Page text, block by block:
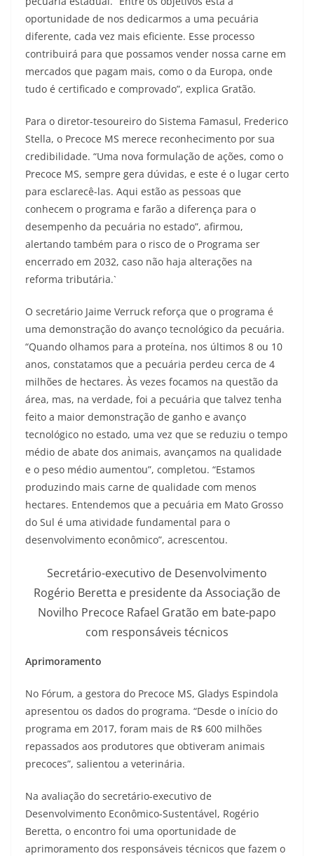
oportunidade de nos dedicarmos a uma pecuária
diferente, cada vez mais eficiente. Esse processo
contribuirá para que possamos vender nossa carne em
mercados que pagam mais, como o da Europa, onde
tudo é certificado e comprovado”, explica Gratão.
Para o diretor-tesoureiro do Sistema Famasul, Frederico
Stella, o Precoce MS merece reconhecimento por sua
credibilidade. “Uma nova formulação de ações, como o
Precoce MS, sempre gera dúvidas, e este é o lugar certo
para esclarecê-las. Aqui estão as pessoas que
conhecem o programa e farão a diferença para o
desempenho da pecuária no estado”, afirmou,
alertando também para o risco de o Programa ser
encerrado em 2032, caso não haja alterações na
reforma tributária.`
O secretário Jaime Verruck reforça que o programa é
uma demonstração do avanço tecnológico da pecuária.
“Quando olhamos para a proteína, nos últimos 8 ou 10
anos, constatamos que a pecuária perdeu cerca de 4
milhões de hectares. Às vezes focamos na questão da
área, mas, na verdade, foi a pecuária que talvez tenha
feito a maior demonstração de ganho e avanço
tecnológico no estado, uma vez que se reduziu o tempo
médio de abate dos animais, avançamos na qualidade
e o peso médio aumentou”, completou. “Estamos
produzindo mais carne de qualidade com menos
hectares. Entendemos que a pecuária em Mato Grosso
do Sul é uma atividade fundamental para o
desenvolvimento econômico”, acrescentou.
Secretário-executivo de Desenvolvimento
Rogério Beretta e presidente da Associação de
Novilho Precoce Rafael Gratão em bate-papo
com responsáveis técnicos
Aprimoramento
No Fórum, a gestora do Precoce MS, Gladys Espindola
apresentou os dados do programa. “Desde o início do
programa em 2017, foram mais de R$ 600 milhões
repassados aos produtores que obtiveram animais
precoces”, salientou a veterinária.
Na avaliação do secretário-executivo de
Desenvolvimento Econômico-Sustentável, Rogério
Beretta, o encontro foi uma oportunidade de
aprimoramento dos responsáveis técnicos que fazem o